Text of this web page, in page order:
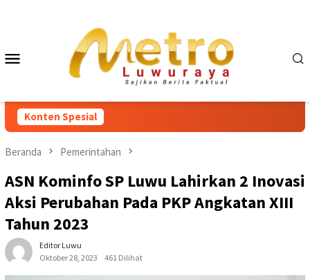
Mobile
Konten Spesial
Beranda Pemerintahan
ASN Kominfo SP Luwu Lahirkan 2 Inovasi
Aksi Perubahan Pada PKP Angkatan XIII
Tahun 2023
Editor Luwu
Oktober 28, 2023
461 Dilihat